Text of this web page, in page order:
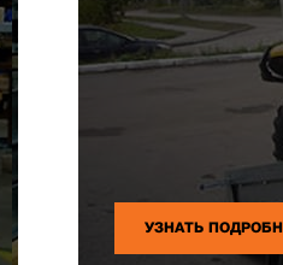
УЗНАТЬ